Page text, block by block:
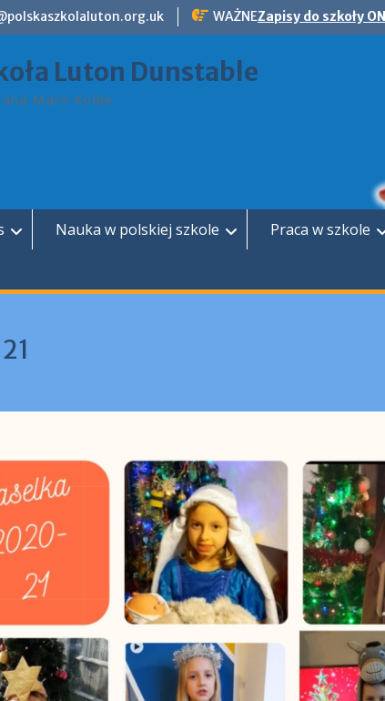
WAŻNEZapisy do szkoły
Luton Dunstable
Marii Kolbe
Nauka w polskiej szkole Praca w szkole